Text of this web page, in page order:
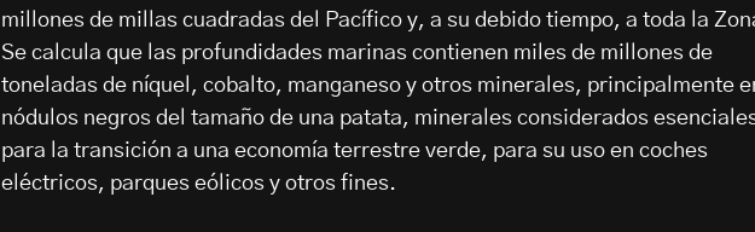
millones de millas cuadradas del Pacífico y, a su debido tiempo, a toda la
Se calcula que las profundidades marinas contienen miles de millones de
toneladas de níquel, cobalto, manganeso y otros minerales, principalmente
nódulos negros del tamaño de una patata, minerales considerados
para la transición a una economía terrestre verde, para su uso en coches
eléctricos, parques eólicos y otros fines.